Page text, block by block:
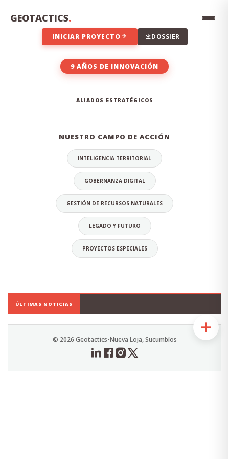
GEOTACTICS.
INICIAR PROYECTO DOSSIER
9 AÑOS DE INNOVACIÓN
ALIADOS ESTRATÉGICOS
NUESTRO CAMPO DE ACCIÓN
INTELIGENCIA TERRITORIAL
GOBERNANZA DIGITAL
GESTIÓN DE RECURSOS NATURALES
LEGADO Y FUTURO
PROYECTOS ESPECIALES
ÚLTIMAS NOTICIAS
© 2026 Geotactics•Nueva Loja, Sucumbíos
compromiso con el territorio y excelencia técnica en cada
INNOVACIÓN
CEO
Economista, Ingeniero Comercial.
Alias: Chuky
Email